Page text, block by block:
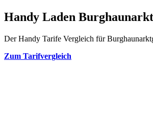
Handy Laden
Der Handy Tarife Vergleich für
Zum Tarifvergleich